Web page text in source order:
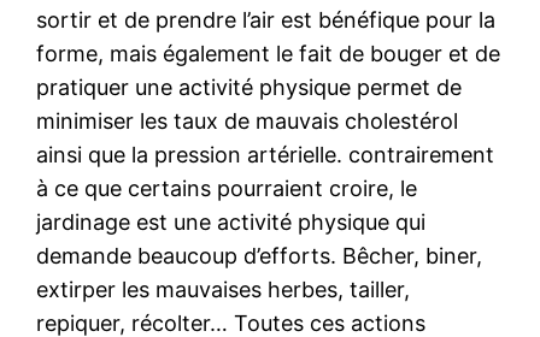
sortir et de prendre l’air est bénéfique pour la
forme, mais également le fait de bouger et de
pratiquer une activité physique permet de
minimiser les taux de mauvais cholestérol
ainsi que la pression artérielle. contrairement
à ce que certains pourraient croire, le
jardinage est une activité physique qui
demande beaucoup d’efforts. Bêcher, biner,
extirper les mauvaises herbes, tailler,
repiquer, récolter… Toutes ces actions